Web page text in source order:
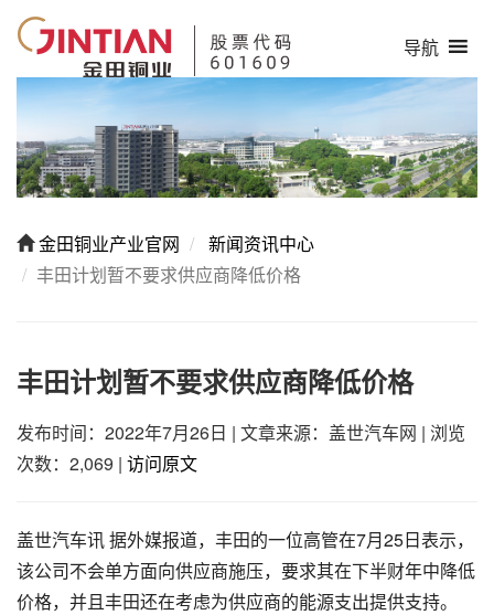
导航
金田铜业产业官网
新闻资讯中心
丰田计划暂不要求供应商降低价格
丰田计划暂不要求供应商降低价格
发布时间：2022年7月26日 | 文章来源：盖世汽车网 | 浏览
次数：2,069 | 访问原文
盖世汽车讯 据外媒报道，丰田的一位高管在7月25日表示，
该公司不会单方面向供应商施压，要求其在下半财年中降低
价格，并且丰田还在考虑为供应商的能源支出提供支持。